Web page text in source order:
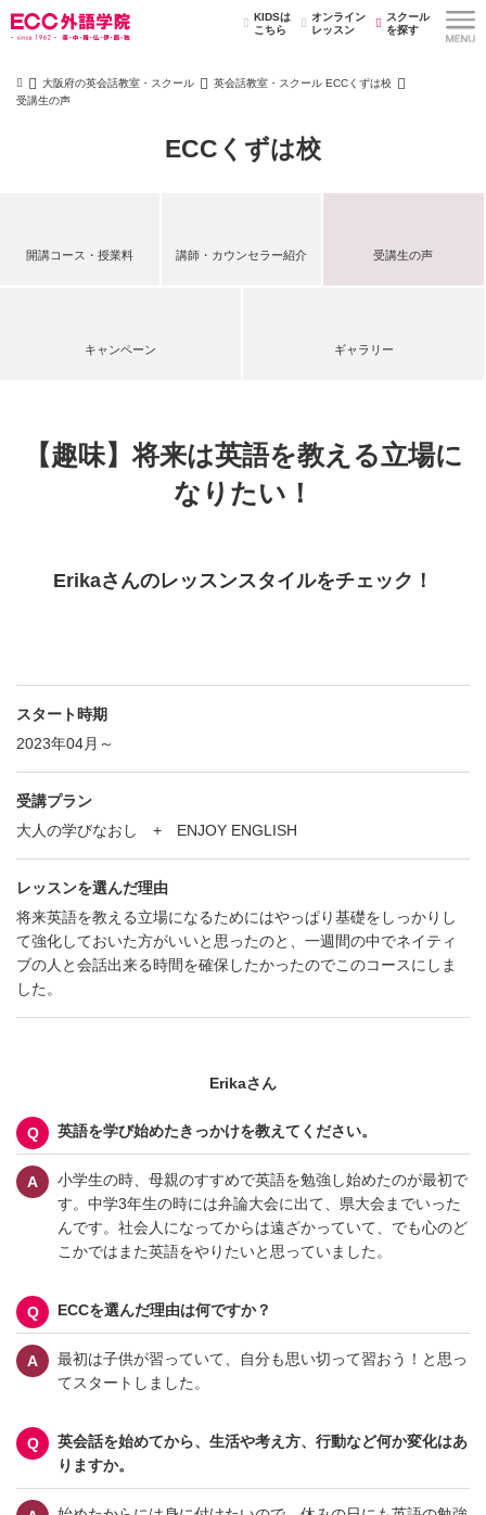
KIDSは
こちら
オンライン
レッスン
スクール
を探す
大阪府の英会話教室・スクール
英会話教室・スクール ECCくずは校
受講生の声
ECCくずは校
開講コース・授業料 講師・カウンセラー紹介 受講生の声
キャンペーン ギャラリー
【趣味】将来は英語を教える立場に
なりたい！
Erikaさんのレッスンスタイルをチェック！
スタート時期
2023年04月～
受講プラン
大人の学びなおし + ENJOY ENGLISH
レッスンを選んだ理由
将来英語を教える立場になるためにはやっぱり基礎をしっかりし
て強化しておいた方がいいと思ったのと、一週間の中でネイティ
ブの人と会話出来る時間を確保したかったのでこのコースにしま
した。
Erikaさん
英語を学び始めたきっかけを教えてください。
小学生の時、母親のすすめで英語を勉強し始めたのが最初で
す。中学3年生の時には弁論大会に出て、県大会までいった
んです。社会人になってからは遠ざかっていて、でも心のど
こかではまた英語をやりたいと思っていました。
ECCを選んだ理由は何ですか？
最初は子供が習っていて、自分も思い切って習おう！と思っ
てスタートしました。
英会話を始めてから、生活や考え方、行動など何か変化はあ
りますか。